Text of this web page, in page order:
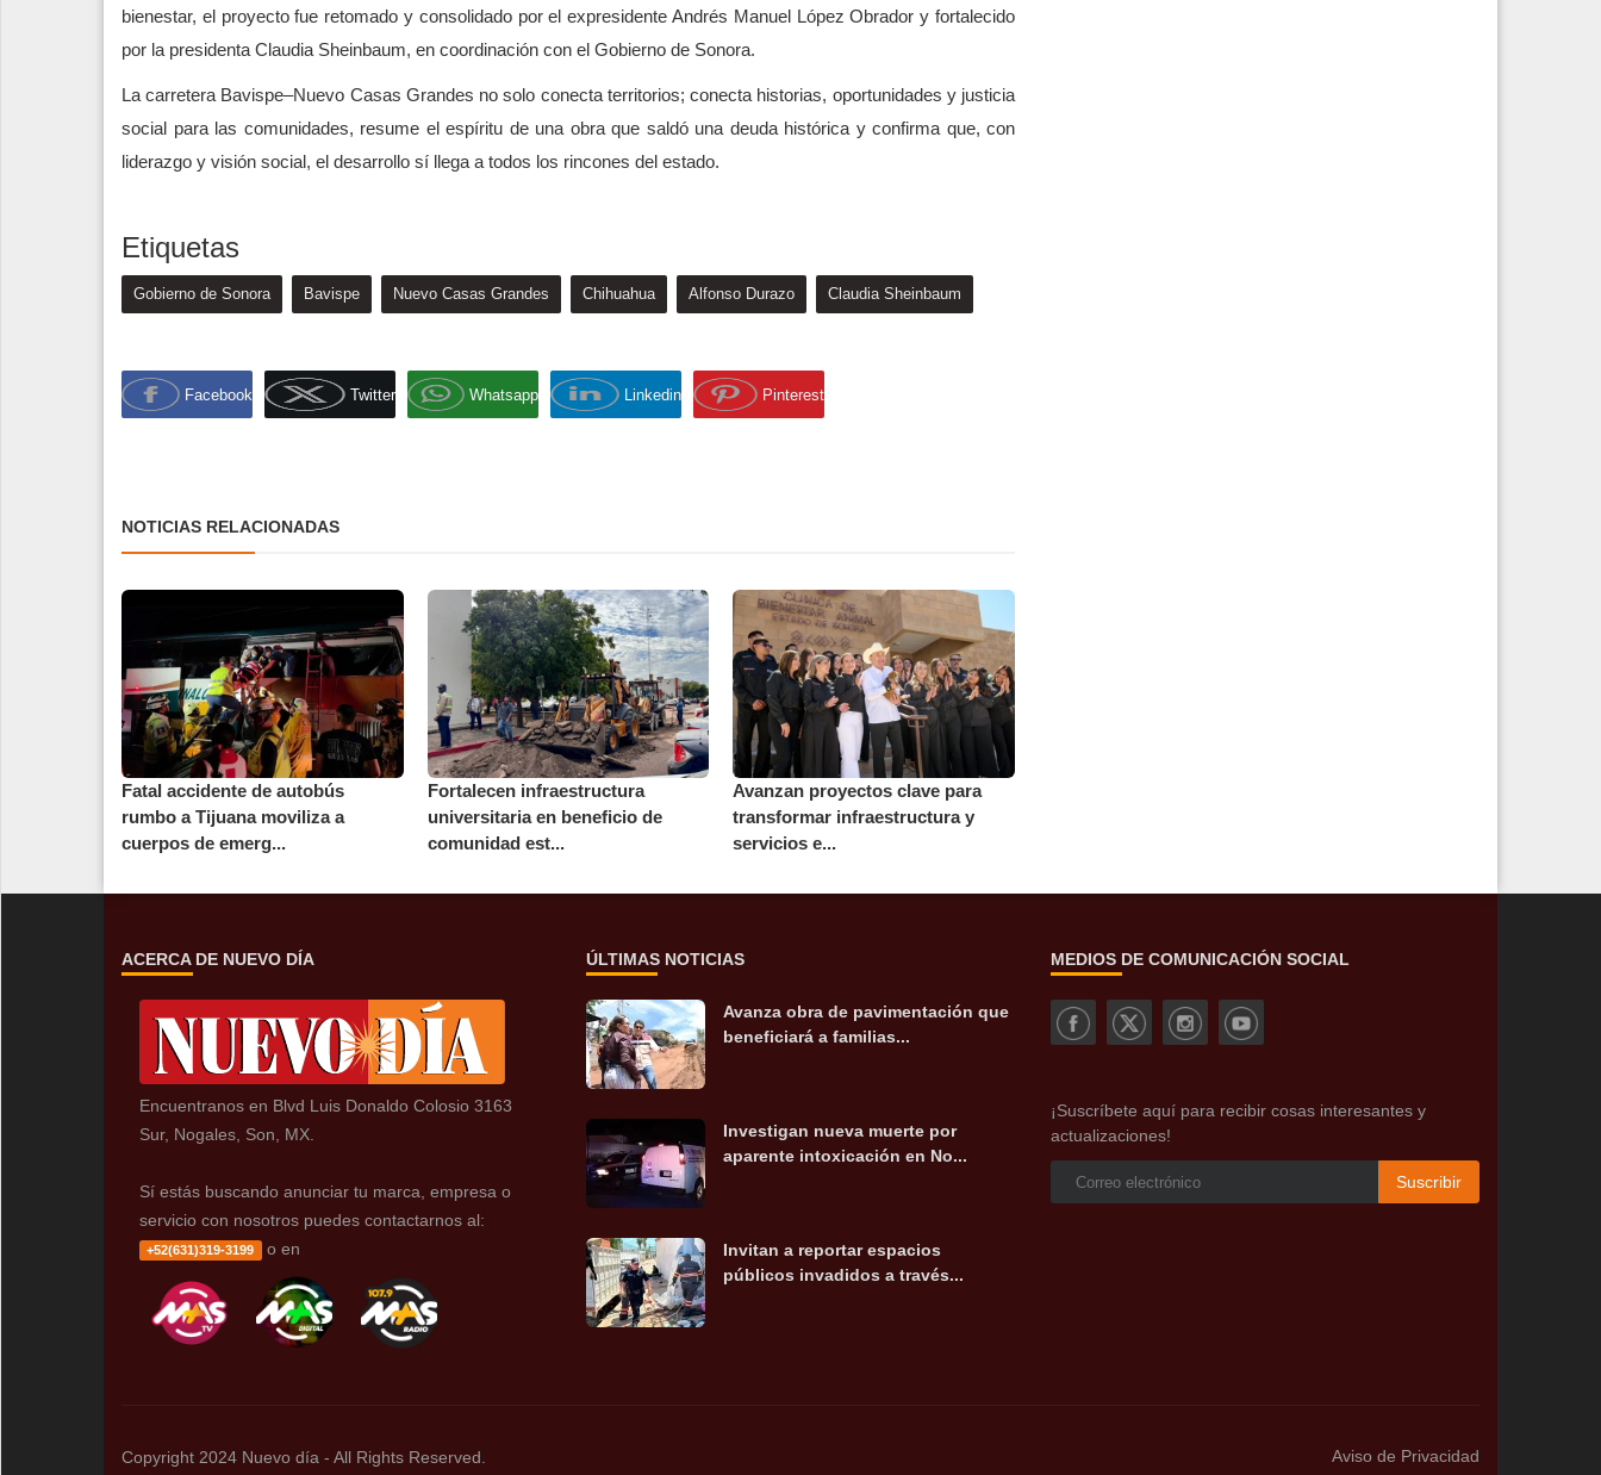
bienestar, el proyecto fue retomado y consolidado por el expresidente Andrés Manuel López Obrador y fortalecido
por la presidenta Claudia Sheinbaum, en coordinación con el Gobierno de Sonora.
La carretera Bavispe–Nuevo Casas Grandes no solo conecta territorios; conecta historias, oportunidades y justicia
social para las comunidades, resume el espíritu de una obra que saldó una deuda histórica y confirma que, con
liderazgo y visión social, el desarrollo sí llega a todos los rincones del estado.
Etiquetas
Gobierno de Sonora Bavispe Nuevo Casas Grandes Chihuahua Alfonso Durazo Claudia Sheinbaum
Facebook Twitter Whatsapp Linkedin Pinterest
NOTICIAS RELACIONADAS
Fatal accidente de autobús
rumbo a Tijuana moviliza a
cuerpos de emerg...
Fortalecen infraestructura
universitaria en beneficio de
comunidad est...
Avanzan proyectos clave para
transformar infraestructura y
servicios e...
ACERCA DE NUEVO DÍA
Encuentranos en Blvd Luis Donaldo Colosio 3163
Sur, Nogales, Son, MX.
Sí estás buscando anunciar tu marca, empresa o
servicio con nosotros puedes contactarnos al:
+52(631)319-3199 o en
ÚLTIMAS NOTICIAS
Avanza obra de pavimentación que
beneficiará a familias...
Investigan nueva muerte por
aparente intoxicación en No...
Invitan a reportar espacios
públicos invadidos a través...
MEDIOS DE COMUNICACIÓN SOCIAL
¡Suscríbete aquí para recibir cosas interesantes y
actualizaciones!
Suscribir
Copyright 2024 Nuevo día - All Rights Reserved. Aviso de Privacidad